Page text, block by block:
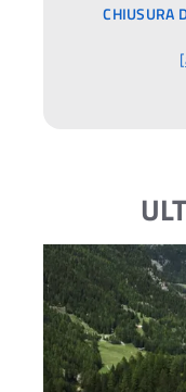
CHIUSURA
[